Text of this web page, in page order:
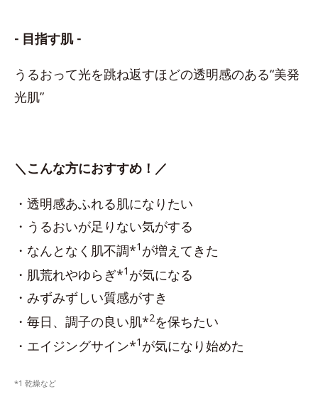
- 目指す肌 -
うるおって光を跳ね返すほどの透明感のある“美発
光肌”
＼こんな方におすすめ！／
・透明感あふれる肌になりたい
・うるおいが足りない気がする
・なんとなく肌不調*1 が増えてきた
・肌荒れやゆらぎ*1 が気になる
・みずみずしい質感がすき
・毎日、調子の良い肌*2を保ちたい
・エイジングサイン*1 が気になり始めた
*1 乾燥など